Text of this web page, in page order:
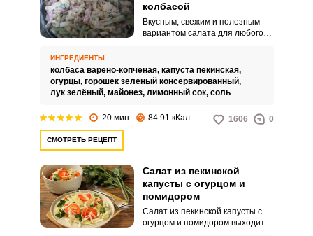
колбасой
Вкусным, свежим и полезным
вариантом салата для любого
колбасой. Копченая колбаса
подходит любого сорта, а
капуста выбирается небольшая,
ИНГРЕДИЕНТЫ
колбаса варено-копченая, капуста пекинская,
огурцы, горошек зеленый консервированный,
лук зелёный, майонез, лимонный сок, соль
20 мин 84.91 кКал 1606 0
СМОТРЕТЬ РЕЦЕПТ
Салат из пекинской
капусты с огурцом и
помидором
Салат из пекинской капусты с
огурцом и помидором выходит